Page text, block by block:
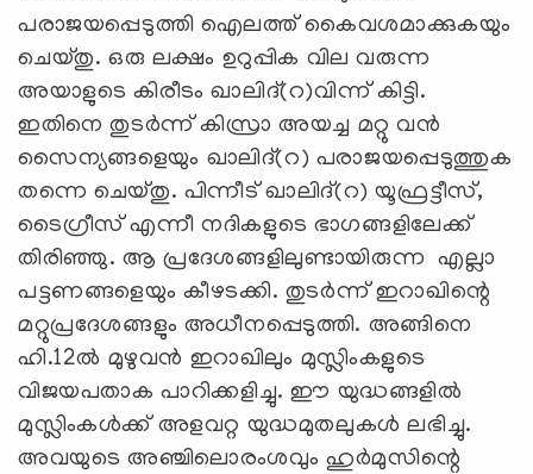
പരാജയപ്പെടുത്തി ഐലത്ത് കൈവശമാക്കുകയും
ചെയ്തു. ഒരു ലക്ഷം ഉറുപ്പിക വില വരുന്ന
അയാളുടെ കിരീടം ഖാലിദ്(റ)വിന്ന് കിട്ടി.
ഇതിനെ തുടര്‍ന്ന് കിസ്രാ അയച്ച മറ്റു വന്‍
സൈന്യങ്ങളെയും ഖാലിദ്(റ) പരാജയപ്പെടുത്തുക
തന്നെ ചെയ്തു. പിന്നീട് ഖാലിദ്(റ) യൂഫ്രട്ടീസ്,
ടൈഗ്രീസ് എന്നീ നദികളുടെ ഭാഗങ്ങളിലേക്ക്
തിരിഞ്ഞു. ആ പ്രദേശങ്ങളിലുണ്ടായിരുന്ന എല്ലാ
പട്ടണങ്ങളെയും കീഴടക്കി. തുടര്‍ന്ന് ഇറാഖിന്റെ
മറ്റുപ്രദേശങ്ങളും അധീനപ്പെടുത്തി. അങ്ങിനെ
ഹി.12ല്‍ മുഴുവന്‍ ഇറാഖിലും മുസ്ലിംകളുടെ
വിജയപതാക പാറിക്കളിച്ചു. ഈ യുദ്ധങ്ങളില്‍
മുസ്ലിംകള്‍ക്ക് അളവറ്റ യുദ്ധമുതലുകള്‍ ലഭിച്ചു.
അവയുടെ അഞ്ചിലൊരംശവും ഹുര്‍മുസിന്റെ